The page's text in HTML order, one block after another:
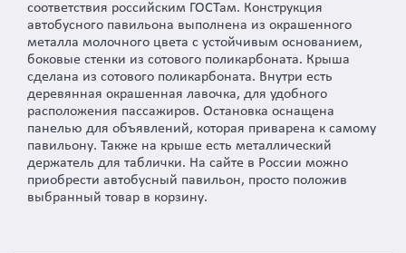
соответствия российским ГОСТам. Конструкция
автобусного павильона выполнена из окрашенного
металла молочного цвета с устойчивым основанием,
боковые стенки из сотового поликарбоната. Крыша
сделана из сотового поликарбоната. Внутри есть
деревянная окрашенная лавочка, для удобного
расположения пассажиров. Остановка оснащена
панелью для объявлений, которая приварена к самому
павильону. Также на крыше есть металлический
держатель для таблички. На сайте в России можно
приобрести автобусный павильон, просто положив
выбранный товар в корзину.